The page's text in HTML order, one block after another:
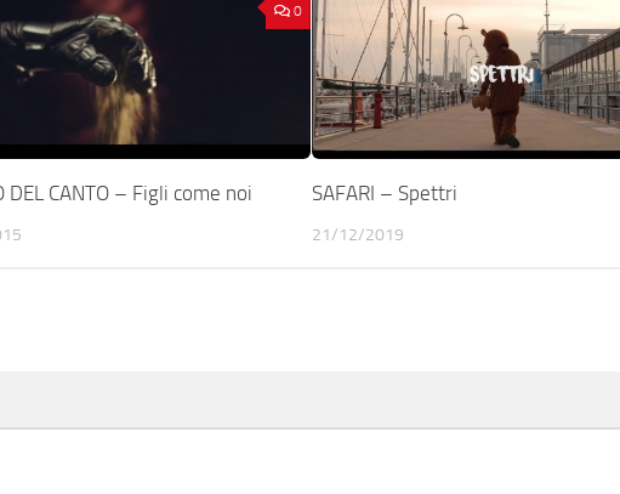
0
DEL CANTO – Figli come noi SAFARI – Spettri
21/12/2019